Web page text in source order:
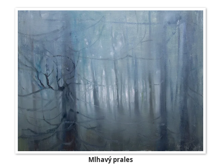
Mlhavý prales